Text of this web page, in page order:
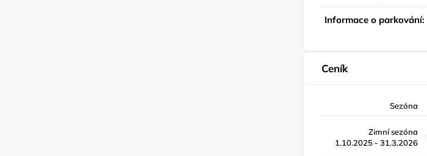
Informace o parkování:
Ceník
Sezóna
Zimní sezóna
1.10.2025 - 31.3.2026